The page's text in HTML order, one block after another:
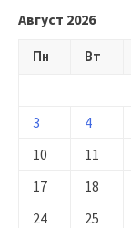
Август 2026
Пн Вт
3
4
10
11
17
18
24
25